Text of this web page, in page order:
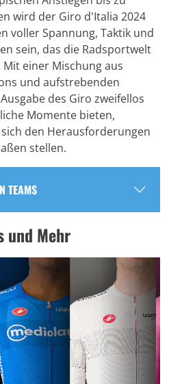
wird der Giro d'Italia 2024
voller Spannung, Taktik und
sein, das die Radsportwelt
einer Mischung aus
und aufstrebenden
des Giro zweifellos
Momente bieten,
den Herausforderungen
stellen.
TEAMS
und Mehr